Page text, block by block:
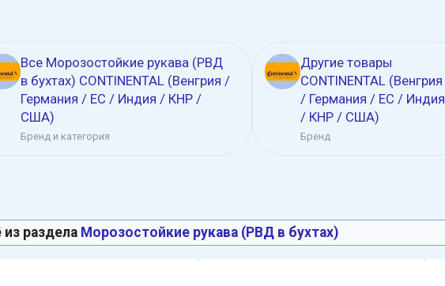
Все Морозостойкие рукава (РВД
в бухтах) CONTINENTAL (Венгрия /
Германия / ЕС / Индия / КНР /
США)
Бренд и категория
Другие товары
CONTINENTAL (Венгрия
/ Германия / ЕС / Индия
/ КНР / США)
Бренд
раздела Морозостойкие рукава (РВД в бухтах)